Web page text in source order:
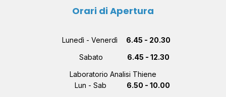
Orari di Apertura
Lunedì - Venerdì
6.45 - 20.30
Sabato
6.45 - 12.30
Laboratorio Analisi Thiene
Lun - Sab
6.50 - 10.00